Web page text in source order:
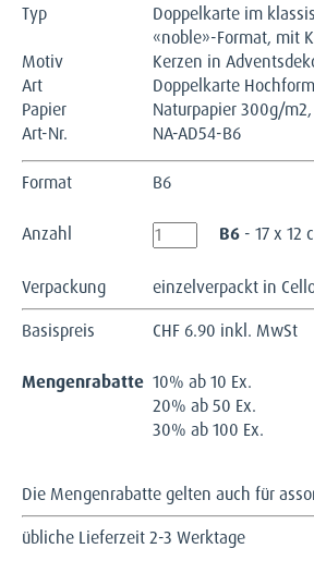
Typ
Doppelkarte im
«noble»-Format, mit
Motiv
Kerzen in
Art
Doppelkarte
Papier
Naturpapier 300g/
Art-Nr.
NA-AD54-B6
Format B6
Anzahl B6 - 17 x 12
Verpackung
einzelverpackt in
Basispreis
CHF 6.90 inkl. MwSt
Mengenrabatte 10% ab 10 Ex.
20% ab 50 Ex.
30% ab 100 Ex.
Die Mengenrabatte gelten auch für
übliche Lieferzeit 2-3 Werktage